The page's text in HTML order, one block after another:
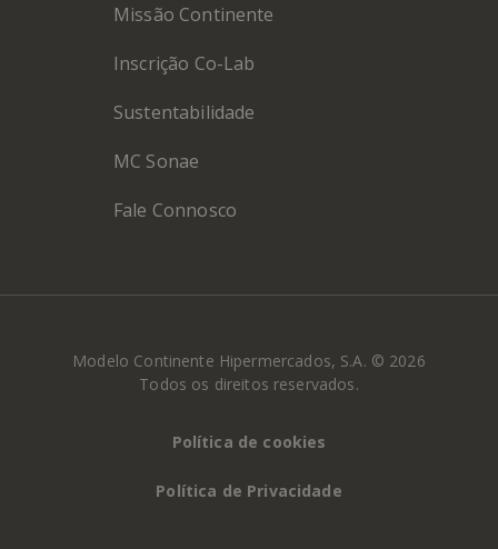
Missão Continente
Inscrição Co-Lab
Sustentabilidade
MC Sonae
Fale Connosco
Modelo Continente Hipermercados, S.A. © 2026
Todos os direitos reservados.
Política de cookies
Política de Privacidade